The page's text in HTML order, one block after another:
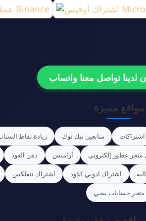
لدينا تواصل معنا واتساب
مواقع مميزة
اشتراكات متابعين تيك توك زيادة نقاط
متجر عطور إلكتروني أراميس دهن العود
اشتراك ادوبي كلاود اشتراك نتفلكس
متجر حسابات ببجي